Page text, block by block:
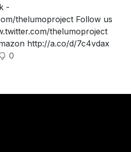
-
thelumoproject Follow us
thelumoproject
http://a.co/d/7c4vdax
0